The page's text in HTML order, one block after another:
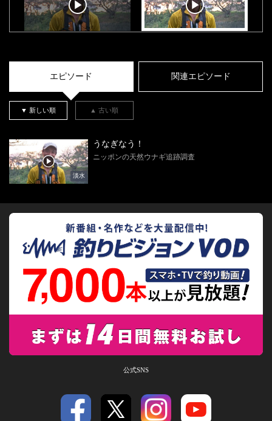
エピソード 関連エピソード
▼ 新しい順 ▲ 古い順
淡水
うなぎなう！
ニッポンの天然ウナギ追跡調査
公式SNS